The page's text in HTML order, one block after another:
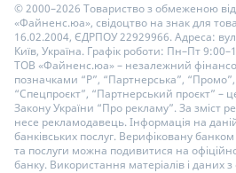
© 2000–2026 Товариство з обмеженою
«Файненс.юа», свідоцтво на знак для
16.02.2004, ЄДРПОУ 22929966. Адреса:
Київ, Україна. Графік роботи: Пн–Пт
ТОВ «Файненс.юа» – незалежний
позначками “Р”, “Партнерська”, “Промо”,
“Спецпроєкт”, “Партнерський проєкт” –
Закону України “Про рекламу”. За зміст
несе рекламодавець. Інформація на
банківських послуг. Верифіковану
та послуги можна подивитися на
банку. Використання матеріалів і даних